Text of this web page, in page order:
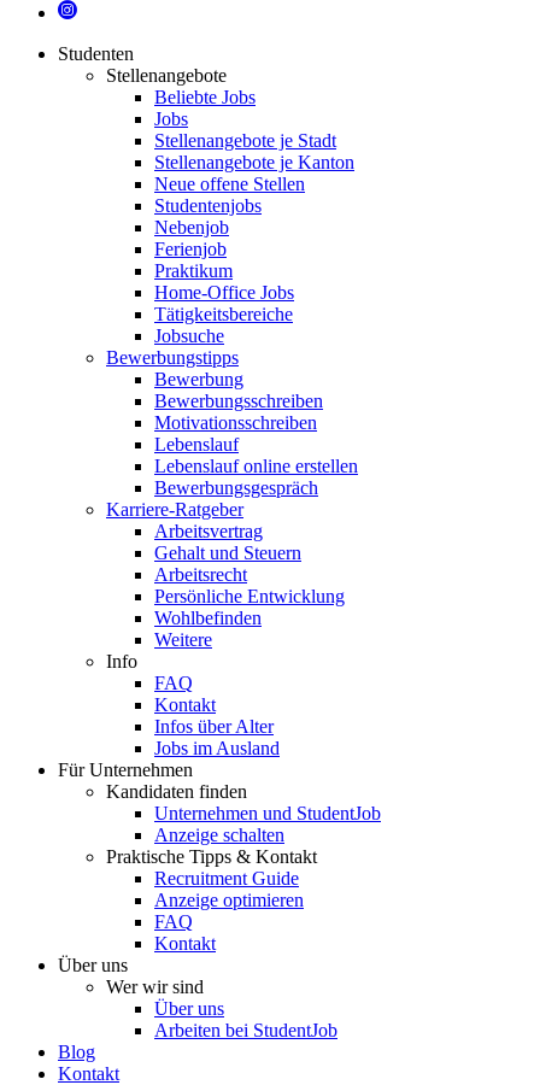
Studenten
Stellenangebote
Beliebte Jobs
Jobs
Stellenangebote je Stadt
Stellenangebote je Kanton
Neue offene Stellen
Studentenjobs
Nebenjob
Ferienjob
Praktikum
Home-Office Jobs
Tätigkeitsbereiche
Jobsuche
Bewerbungstipps
Bewerbung
Bewerbungsschreiben
Motivationsschreiben
Lebenslauf
Lebenslauf online erstellen
Bewerbungsgespräch
Karriere-Ratgeber
Arbeitsvertrag
Gehalt und Steuern
Arbeitsrecht
Persönliche Entwicklung
Wohlbefinden
Weitere
Info
FAQ
Kontakt
Infos über Alter
Jobs im Ausland
Für Unternehmen
Kandidaten finden
Unternehmen und StudentJob
Anzeige schalten
Praktische Tipps & Kontakt
Recruitment Guide
Anzeige optimieren
FAQ
Kontakt
Über uns
Wer wir sind
Über uns
Arbeiten bei StudentJob
Blog
Kontakt